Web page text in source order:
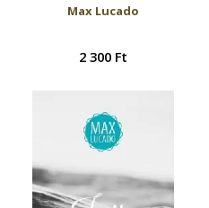
Max Lucado
2 300 Ft